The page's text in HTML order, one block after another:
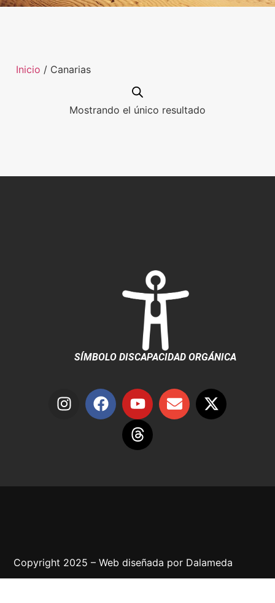
Inicio / Canarias
Mostrando el único resultado
SÍMBOLO DISCAPACIDAD ORGÁNICA
Copyright 2025 – Web diseñada por Dalameda